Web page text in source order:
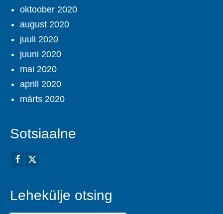
oktoober 2020
august 2020
juuli 2020
juuni 2020
mai 2020
aprill 2020
märts 2020
Sotsiaalne
Lehekülje otsing